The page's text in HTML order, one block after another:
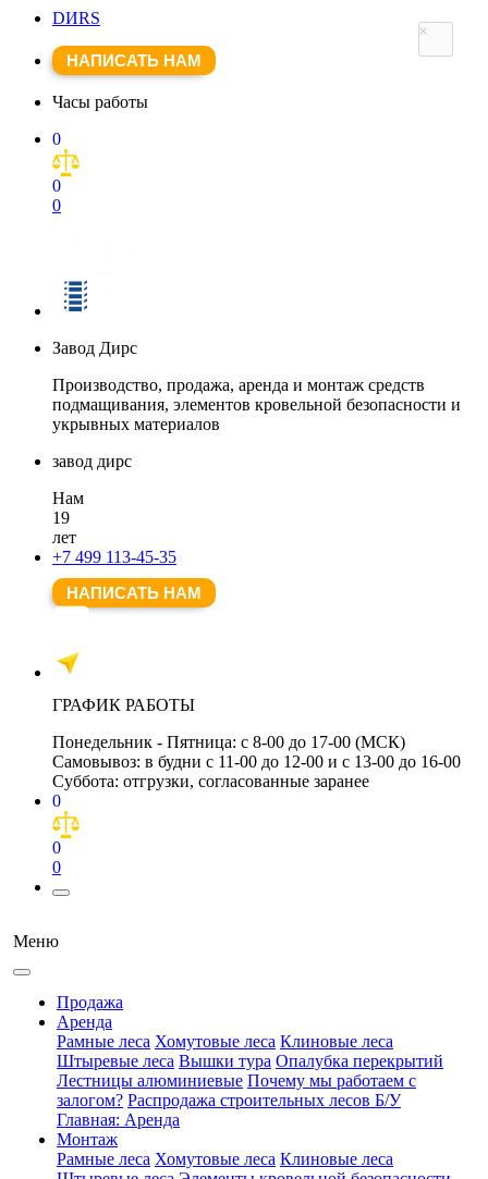
DИRS
НАПИСАТЬ НАМ
Часы работы
0
0
0
Завод Дирс
Производство, продажа, аренда и монтаж средств
подмащивания, элементов кровельной безопасности и
укрывных материалов
завод дирс
Нам
19
лет
+7 499 113-45-35
НАПИСАТЬ НАМ
ГРАФИК РАБОТЫ
Понедельник - Пятница: с 8-00 до 17-00 (МСК)
Самовывоз: в будни с 11-00 до 12-00 и с 13-00 до 16-00
Суббота: отгрузки, согласованные заранее
0
0
0
Меню
Продажа
Аренда
Рамные леса Хомутовые леса Клиновые леса
Штыревые леса Вышки тура Опалубка перекрытий
Лестницы алюминиевые Почему мы работаем с
залогом? Распродажа строительных лесов Б/У
Главная: Аренда
Монтаж
Рамные леса Хомутовые леса Клиновые леса
×